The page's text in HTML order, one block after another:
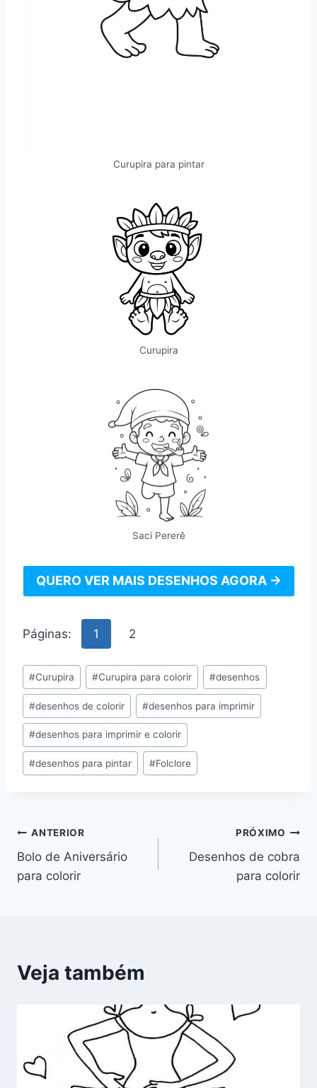
Curupira para pintar
Curupira
Saci Pererê
QUERO VER MAIS DESENHOS AGORA →
Páginas: 1 2
Tags
do
Post:
#Curupira #Curupira para colorir #desenhos
#desenhos de colorir #desenhos para imprimir
#desenhos para imprimir e colorir
#desenhos para pintar #Folclore
Navegação
de
ANTERIOR
Bolo de Aniversário
para colorir
PRÓXIMO
Desenhos de cobra
para colorir
Veja também